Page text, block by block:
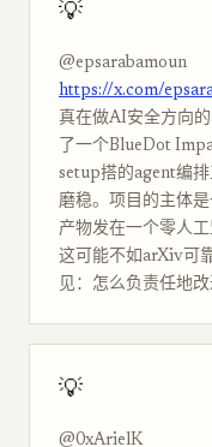
💡
@epsarabamoun
https://x.com/
真在做AI安全方向
了一个BlueDot
setup搭的agent编排
磨稳。项目的主体
产物发在一个零人
这可能不如arXiv可
见：怎么负责任地
💡
@0xArielK